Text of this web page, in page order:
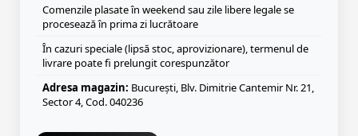
Comenzile plasate în weekend sau zile libere legale se
procesează în prima zi lucrătoare
În cazuri speciale (lipsă stoc, aprovizionare), termenul de
livrare poate fi prelungit corespunzător
Adresa magazin: București, Blv. Dimitrie Cantemir Nr. 21,
Sector 4, Cod. 040236